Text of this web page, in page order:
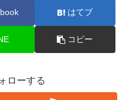
はてブ
コピー
ローする